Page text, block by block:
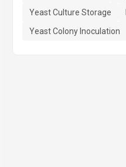
Yeast Culture Storage
Yeast Colony Inoculation